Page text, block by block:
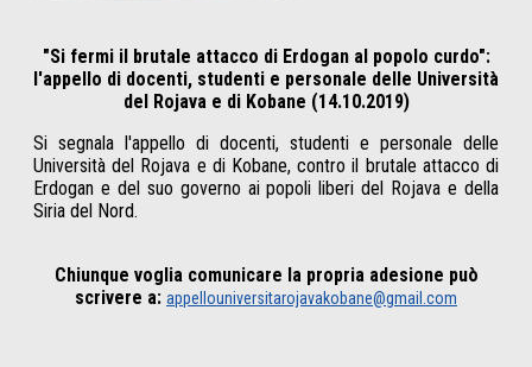
"Si fermi il brutale attacco di Erdogan al popolo curdo":
l'appello di docenti, studenti e personale delle Università
del Rojava e di Kobane (14.10.2019)
Si segnala l'appello di docenti, studenti e personale delle
Università del Rojava e di Kobane, contro il brutale attacco di
Erdogan e del suo governo ai popoli liberi del Rojava e della
Siria del Nord.
Chiunque voglia comunicare la propria adesione può
scrivere a: appellouniversitarojavakobane@gmail.com